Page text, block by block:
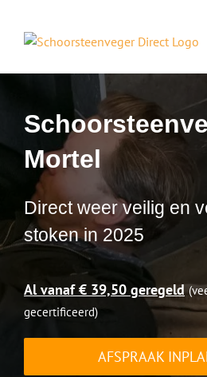
inhoud
Mortel
Direct weer veilig en
stoken in 2025
Al vanaf € 39,50 geregeld
gecertificeerd)
AFSPRAAK